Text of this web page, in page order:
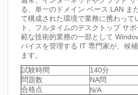
る、単一のドメイン ベース LAN ま
て構成された環境で業務に携わって
ト、フルタイムのデスクトップ サ
範な技術的業務の一部として
バイスを管理する IT 専門家が、候
ます。
試験時間
140分
問題数
NA問
合格点
N/A